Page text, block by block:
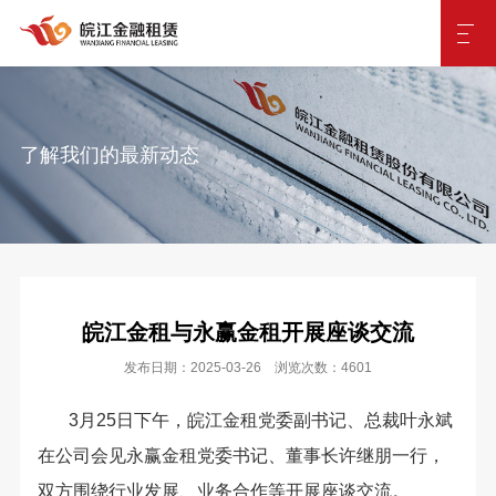
了解我们的最新动态
皖江金租与永赢金租开展座谈交流
发布日期：2025-03-26 浏览次数：4601
3月25日下午，皖江金租党委副书记、总裁叶永斌
在公司会见永赢金租党委书记、董事长许继朋一行，
双方围绕行业发展、业务合作等开展座谈交流。